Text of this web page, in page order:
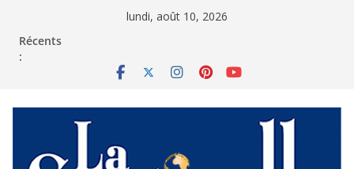
lundi, août 10, 2026
Récents
: